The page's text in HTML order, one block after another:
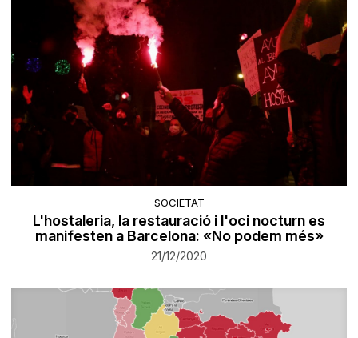
SOCIETAT
L'hostaleria, la restauració i l'oci nocturn es
manifesten a Barcelona: «No podem més»
21/12/2020